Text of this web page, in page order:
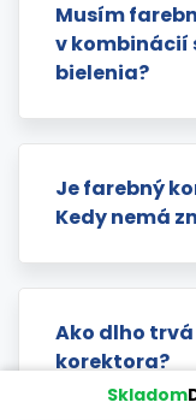
Skladom
Musím
v kombinácií
bielenia?
Je farebný
Kedy nemá
Ako dlho
korektora?